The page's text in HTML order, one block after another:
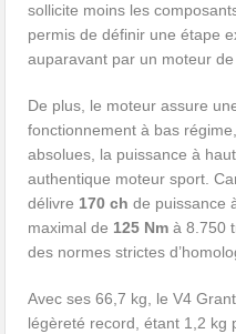
sollicite moins les
permis de définir une étape
auparavant par un moteur de
De plus, le moteur assure
fonctionnement à bas
absolues, la puissance à
authentique moteur sport.
délivre 170 ch de puissance
maximal de 125 Nm à 8.750
des normes strictes
Avec ses 66,7 kg, le V4
légèreté record, étant 1,2 kg